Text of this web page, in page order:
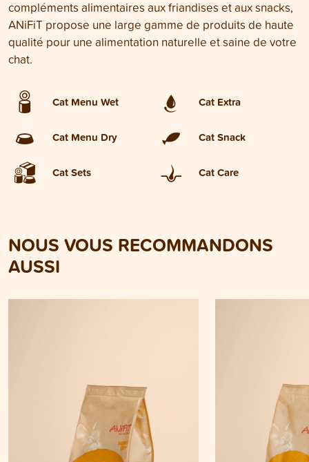
compléments alimentaires aux friandises et aux snacks,
ANiFiT propose une large gamme de produits de haute
qualité pour une alimentation naturelle et saine de votre
chat.
Cat Menu Wet
Cat Menu Dry
Cat Sets
Cat Extra
Cat Snack
Cat Care
NOUS VOUS RECOMMANDONS
AUSSI